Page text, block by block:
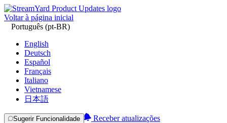
Voltar à página inicial
Português (pt-BR)
English
Deutsch
Español
Français
Italiano
Vietnamese
日本語
Sugerir Funcionalidade Receber atualizações